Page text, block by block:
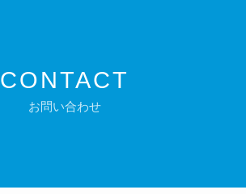
CONTACT
お問い合わせ